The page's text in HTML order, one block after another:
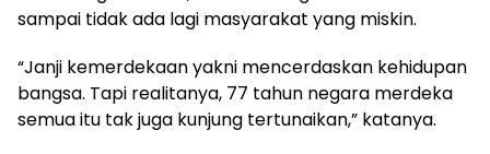
sampai tidak ada lagi masyarakat yang miskin.
“Janji kemerdekaan yakni mencerdaskan kehidupan
bangsa. Tapi realitanya, 77 tahun negara merdeka
semua itu tak juga kunjung tertunaikan,” katanya.